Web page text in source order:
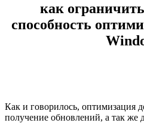
как
способность
Как и говорилось, оптимизация
получение обновлений, а так же